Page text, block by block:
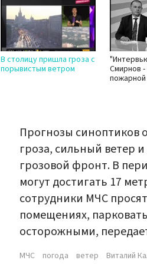
В столицу пришла гроза с
порывистым ветром
Смирнов
Прогнозы синоптиков
гроза, сильный ветер
грозовой фронт. В
могут достигать 17
сотрудники МЧС
помещениях,
осторожными,
МЧС погода ветер Виталий